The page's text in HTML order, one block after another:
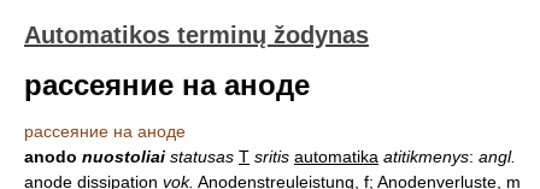
Automatikos terminų žodynas
рассеяние на аноде
рассеяние на аноде
anodo nuostoliai statusas T sritis automatika atitikmenys: angl.
anode dissipation vok. Anodenstreuleistung, f; Anodenverluste, m